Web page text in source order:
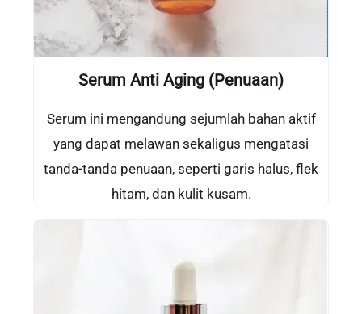
Serum Anti Aging (Penuaan)
Serum ini mengandung sejumlah bahan aktif
yang dapat melawan sekaligus mengatasi
tanda-tanda penuaan, seperti garis halus, flek
hitam, dan kulit kusam.